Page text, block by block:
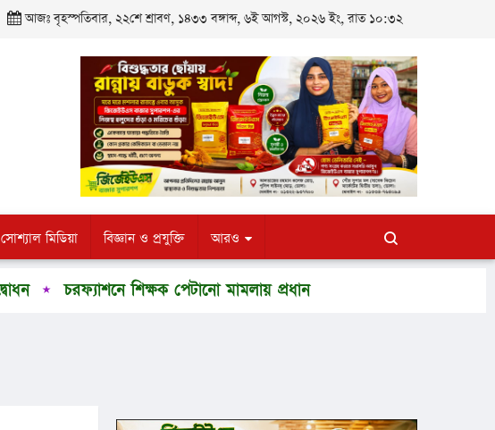
আজঃ বৃহস্পতিবার, ২২শে শ্রাবণ, ১৪৩৩ বঙ্গাব্দ, ৬ই আগস্ট, ২০২৬ ইং, রাত ১০:৩২
সোশ্যাল মিডিয়া বিজ্ঞান ও প্রযুক্তি আরও
চরফ্যাশনে শিক্ষক পেটানো মামলায় প্রধান শিক্ষকসহ ৩ জন কারাগারে